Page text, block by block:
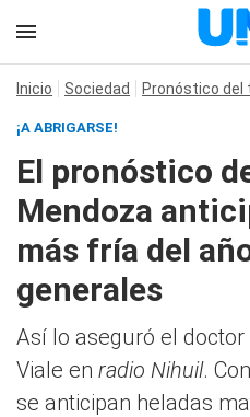
Inicio Sociedad Pronóstico del
¡A ABRIGARSE!
El pronóstico
Mendoza
más fría del
generales
Así lo aseguró el
Viale en radio Nihuil.
se anticipan heladas